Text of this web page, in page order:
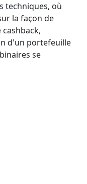
techniques, où
la façon de
d'un portefeuille
se